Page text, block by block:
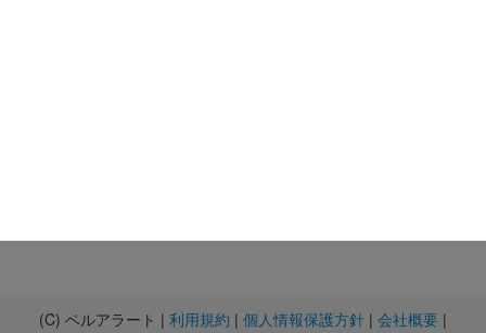
(C) ベルアラート | 利用規約 | 個人情報保護方針 | 会社概要 |